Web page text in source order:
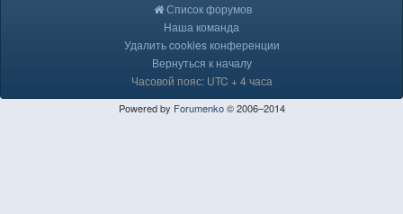
Список форумов
Наша команда
Удалить cookies конференции
Вернуться к началу
Часовой пояс: UTC + 4 часа
Powered by Forumenko© 2006–2014